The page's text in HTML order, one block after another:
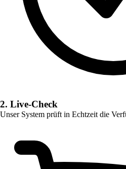
2. Live-Check
Unser System prüft in Echtzeit die